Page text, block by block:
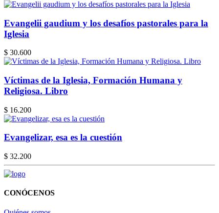
Evangelii gaudium y los desafíos pastorales para la
Iglesia
$ 30.600
Víctimas de la Iglesia, Formación Humana y
Religiosa. Libro
$ 16.200
Evangelizar, esa es la cuestión
$ 32.200
CONÓCENOS